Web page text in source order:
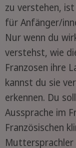
zu verstehen,
für Anfänger/
Nur wenn du
verstehst, wie
Franzosen ihre
kannst du sie
erkennen. Du
Aussprache im
Französischen
Muttersprachler